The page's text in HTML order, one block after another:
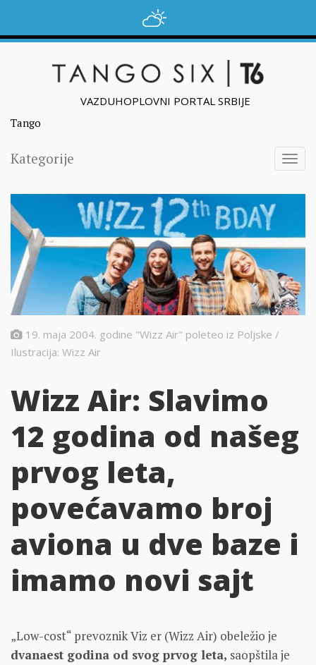
VAZDUHOPLOVNI PORTAL SRBIJE
Tango
Kategorije
19. maja 2004. godine "Wizz Air" poleteo iz Poljske /
Ilustracija: Wizz Air
Wizz Air: Slavimo
12 godina od našeg
prvog leta,
povećavamo broj
aviona u dve baze i
imamo novi sajt
„Low-cost“ prevoznik Viz er (Wizz Air) obeležio je
dvanaest godina od svog prvog leta, saopštila je